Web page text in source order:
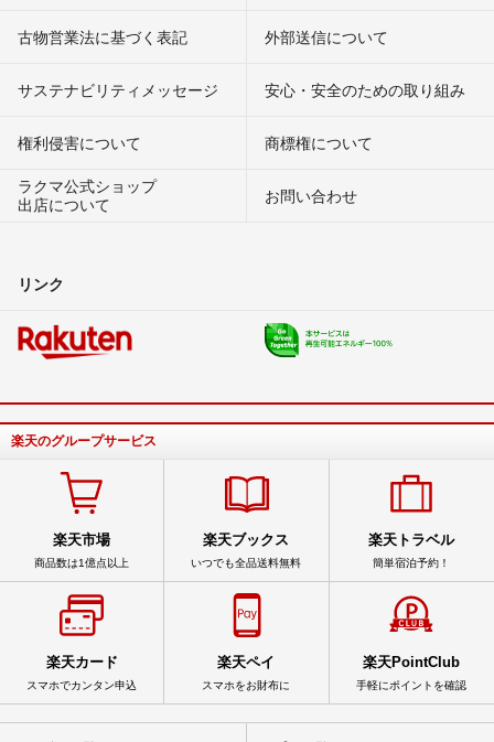
古物営業法に基づく表記 外部送信について
サステナビリティメッセージ 安心・安全のための取り組み
権利侵害について
商標権について
ラクマ公式ショップ
出店について
お問い合わせ
リンク
楽天のグループサービス
楽天市場
商品数は1億点以上
楽天ブックス
いつでも全品送料無料
楽天トラベル
簡単宿泊予約！
楽天カード
スマホでカンタン申込
楽天ペイ
スマホをお財布に
楽天PointClub
手軽にポイントを確認